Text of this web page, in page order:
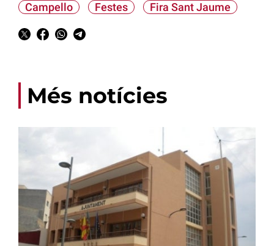
Campello Festes Fira Sant Jaume
Més notícies